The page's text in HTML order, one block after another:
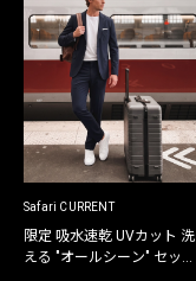
Safari CURRENT
限定 吸水速乾 UVカット 洗
える "オールシーン" セット